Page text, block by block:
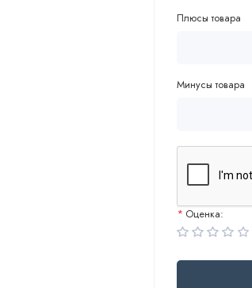
Плюсы товара
Минусы товара
Оценка: